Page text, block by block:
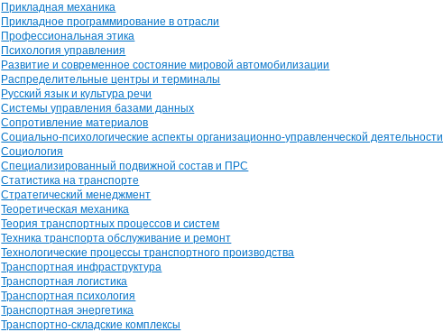
Прикладная механика
Прикладное программирование в отрасли
Профессиональная этика
Психология управления
Развитие и современное состояние мировой автомобилизации
Распределительные центры и терминалы
Русский язык и культура речи
Системы управления базами данных
Сопротивление материалов
Социально-психологические аспекты организационно-управленческой деятельности
Социология
Специализированный подвижной состав и ПРС
Статистика на транспорте
Стратегический менеджмент
Теоретическая механика
Теория транспортных процессов и систем
Техника транспорта обслуживание и ремонт
Технологические процессы транспортного производства
Транспортная инфраструктура
Транспортная логистика
Транспортная психология
Транспортная энергетика
Транспортно-складские комплексы